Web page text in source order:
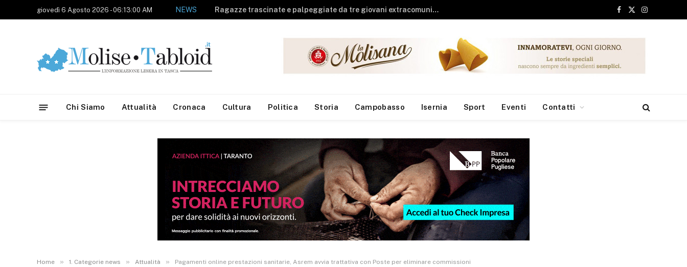
giovedì 6 Agosto 2026 - 06:13:00 AM NEWS Guardia di Finanza, arrivano sei neo finanzieri al Reparto Aeronavale di Termoli
Facebook
X
Instagram
Chi Siamo Attualità Cronaca Cultura Politica Storia Campobasso Isernia Sport Eventi Contatti
Home » 1. Categorie news » Attualità » Pagamenti online prestazioni sanitarie, Asrem avvia trattativa con Poste per eliminare commissioni